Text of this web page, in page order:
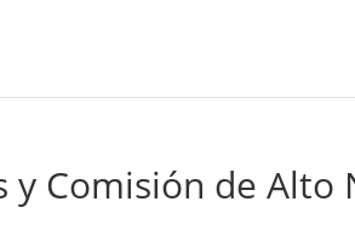
y Comisión de Alto